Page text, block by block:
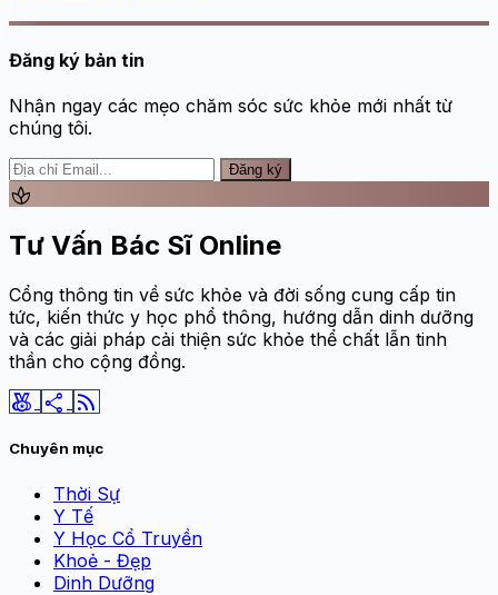
Đăng ký bản tin
Nhận ngay các mẹo chăm sóc sức khỏe mới nhất từ
chúng tôi.
Đăng ký
spa
Tư Vấn Bác Sĩ Online
Cổng thông tin về sức khỏe và đời sống cung cấp tin
tức, kiến thức y học phổ thông, hướng dẫn dinh dưỡng
và các giải pháp cải thiện sức khỏe thể chất lẫn tinh
thần cho cộng đồng.
social_leaderboard share rss_feed
Chuyên mục
Thời Sự
Y Tế
Y Học Cổ Truyền
Khoẻ - Đẹp
Dinh Dưỡng